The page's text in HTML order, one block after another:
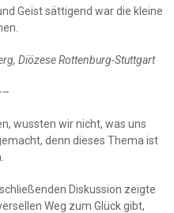
Geist sättigend war die kleine
Diözese Rottenburg-Stuttgart
wussten wir nicht, was uns
denn dieses Thema ist
Diskussion zeigte
Weg zum Glück gibt,